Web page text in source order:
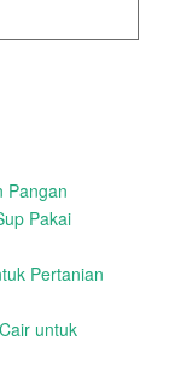
Pangan
Pakai
Pertanian
untuk